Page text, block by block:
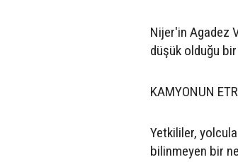
Nijer'in Agadez
düşük olduğu
KAMYONUN
Yetkililer,
bilinmeyen bir